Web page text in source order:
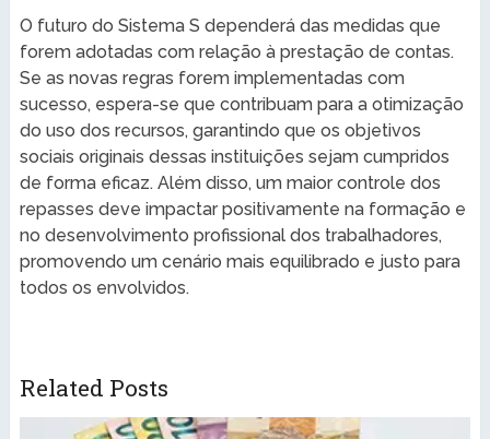
O futuro do Sistema S dependerá das medidas que
forem adotadas com relação à prestação de contas.
Se as novas regras forem implementadas com
sucesso, espera-se que contribuam para a otimização
do uso dos recursos, garantindo que os objetivos
sociais originais dessas instituições sejam cumpridos
de forma eficaz. Além disso, um maior controle dos
repasses deve impactar positivamente na formação e
no desenvolvimento profissional dos trabalhadores,
promovendo um cenário mais equilibrado e justo para
todos os envolvidos.
Related Posts